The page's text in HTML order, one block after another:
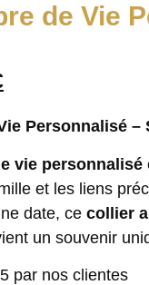
de Vie
Personnalisé –
vie personnalisé
et les liens
date, ce collier
un souvenir
5 par nos clientes